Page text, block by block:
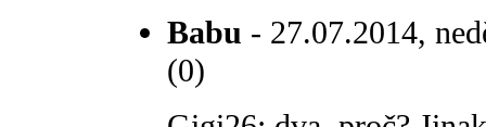
Babu - 27.07.2014,
(0)